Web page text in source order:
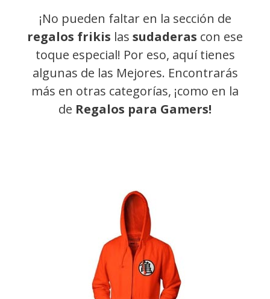
¡No pueden faltar en la sección de
regalos frikis las sudaderas con ese
toque especial! Por eso, aquí tienes
algunas de las Mejores. Encontrarás
más en otras categorías, ¡como en la
de Regalos para Gamers!